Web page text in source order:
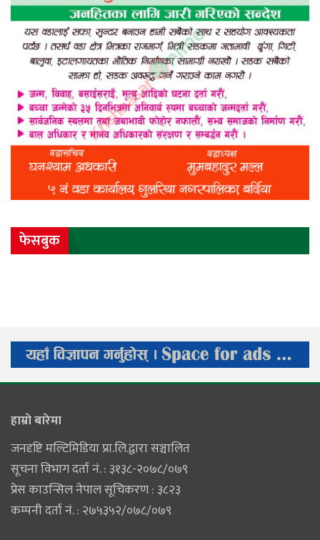
फेसबुक
हाम्राे बारेमा
जनदृष्टि मल्टिमिडिया प्रा.लि.द्वारा सञ्चालित
सूचना विभाग दर्ता नं. : ३१३८-२०७८/०७९
प्रेस काउन्सिल नेपाल सूचिकरण : ३८२३
कम्पनी दर्ता नं. : २७५३५२/०७८/०७९